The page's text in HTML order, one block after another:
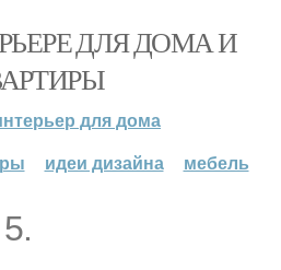
ДЛЯ ДОМА И
для дома
идеи дизайна мебель